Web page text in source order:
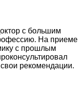
с большим
На приеме
с прошлым
рекомендации.